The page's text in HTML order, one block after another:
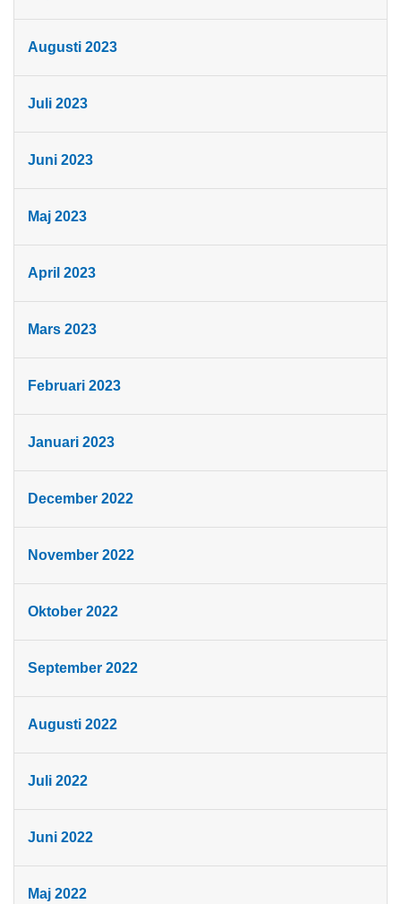
Augusti 2023
Juli 2023
Juni 2023
Maj 2023
April 2023
Mars 2023
Februari 2023
Januari 2023
December 2022
November 2022
Oktober 2022
September 2022
Augusti 2022
Juli 2022
Juni 2022
Maj 2022